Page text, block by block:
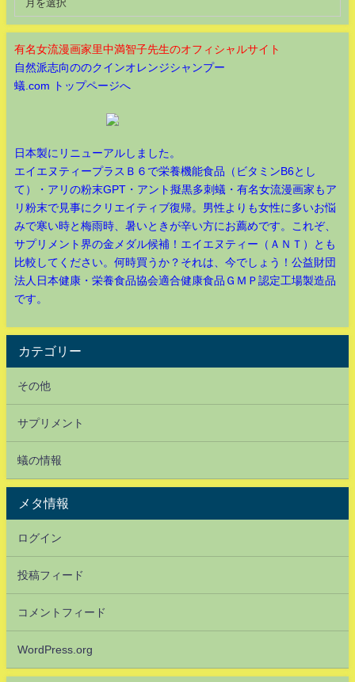
有名女流漫画家里中満智子先生のオフィシャルサイト
自然派志向ののクインオレンジシャンプー
蟻.com トップページへ
日本製にリニューアルしました。
エイエヌティープラスＢ６で栄養機能食品（ビタミンB6とし
て）・アリの粉末GPT・アント擬黒多刺蟻・有名女流漫画家もア
リ粉末で見事にクリエイティブ復帰。男性よりも女性に多いお悩
みで寒い時と梅雨時、暑いときが辛い方にお薦めです。これぞ、
サプリメント界の金メダル候補！エイエヌティー（ＡＮＴ）とも
比較してください。何時買うか？それは、今でしょう！公益財団
法人日本健康・栄養食品協会適合健康食品ＧＭＰ認定工場製造品
です。
カテゴリー
その他
サプリメント
蟻の情報
メタ情報
ログイン
投稿フィード
コメントフィード
WordPress.org